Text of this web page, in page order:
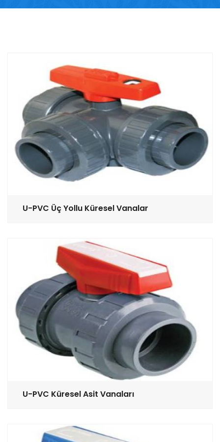
U-PVC Üç Yollu Küresel Vanalar
U-PVC Küresel Asit Vanaları